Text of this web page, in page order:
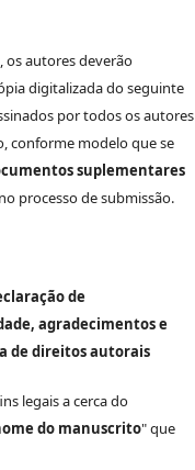
os autores deverão
digitalizada do seguinte
por todos os autores
conforme modelo que se
suplementares
processo de submissão.
de
agradecimentos e
de direitos autorais
legais a cerca do
do manuscrito" que